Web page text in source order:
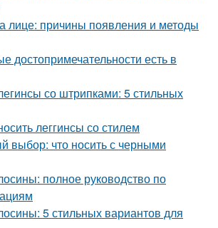
лице: причины появления и методы
достопримечательности есть в
со штрипками: 5 стильных
леггинсы со стилем
выбор: что носить с черными
полное руководство по
5 стильных вариантов для